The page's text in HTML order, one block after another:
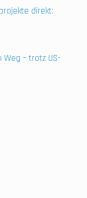
direkt:
– trotz US-